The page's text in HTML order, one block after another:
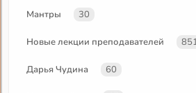
Мантры 30
Новые лекции преподавателей
Дарья Чудина 60